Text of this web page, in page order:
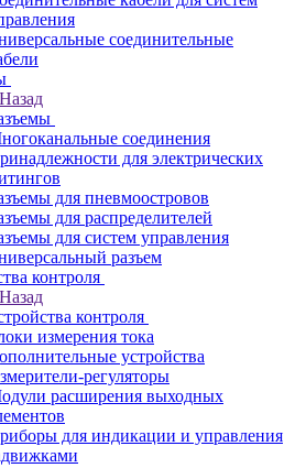
соединительные
Назад
соединения
для электрических
для пневмоостровов
для распределителей
для систем управления
разъем
контроля
Назад
контроля
измерения тока
устройства
регуляторы
расширения выходных
для индикации и управления